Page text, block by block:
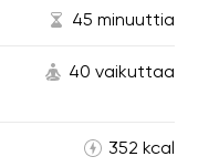
45 minuuttia
40 vaikuttaa
352 kcal